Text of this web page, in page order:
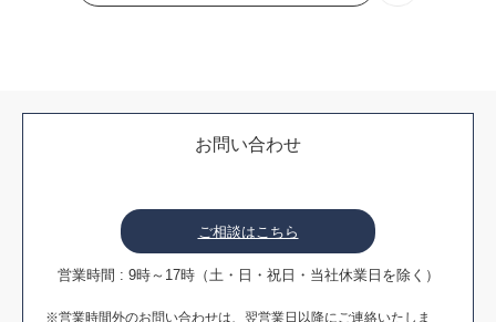
お問い合わせ
ご相談はこちら
営業時間 : 9時～17時（土・日・祝日・当社休業日を除く）
※営業時間外のお問い合わせは、翌営業日以降にご連絡いたしま